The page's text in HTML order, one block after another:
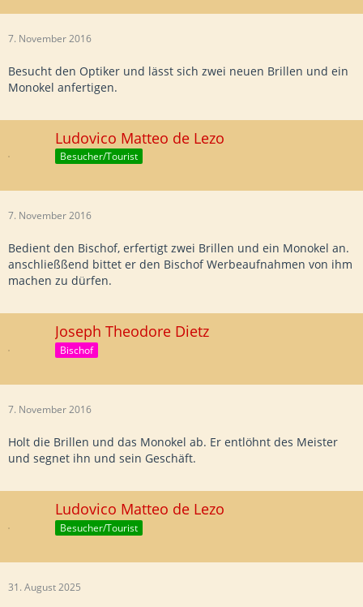
7. November 2016
Besucht den Optiker und lässt sich zwei neuen Brillen und ein
Monokel anfertigen.
Ludovico Matteo de Lezo
Besucher/Tourist
7. November 2016
Bedient den Bischof, erfertigt zwei Brillen und ein Monokel an.
anschließßend bittet er den Bischof Werbeaufnahmen von ihm
machen zu dürfen.
Joseph Theodore Dietz
Bischof
7. November 2016
Holt die Brillen und das Monokel ab. Er entlöhnt des Meister
und segnet ihn und sein Geschäft.
Ludovico Matteo de Lezo
Besucher/Tourist
31. August 2025